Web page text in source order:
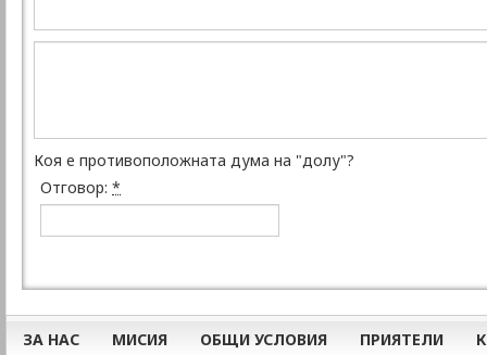
Коя е противоположната дума на "долу"?
Отговор: *
ЗА НАС МИСИЯ ОБЩИ УСЛОВИЯ ПРИЯТЕЛИ